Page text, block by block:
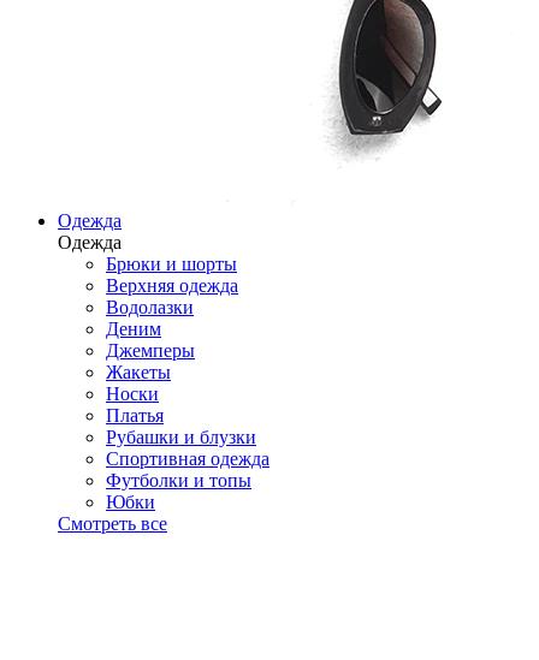
Одежда
Одежда
Брюки и шорты
Верхняя одежда
Водолазки
Деним
Джемперы
Жакеты
Носки
Платья
Рубашки и блузки
Спортивная одежда
Футболки и топы
Юбки
Смотреть все